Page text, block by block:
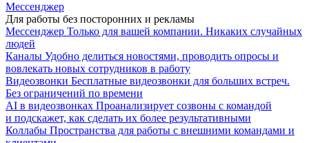
Мессенджер
Для работы без посторонних и рекламы
Мессенджер Только для вашей компании. Никаких случайных
людей
Каналы Удобно делиться новостями, проводить опросы и
вовлекать новых сотрудников в работу
Видеозвонки Бесплатные видеозвонки для больших встреч.
Без ограничений по времени
AI в видеозвонках Проанализирует созвоны с командой
и подскажет, как сделать их более результативными
Коллабы Пространства для работы с внешними командами и